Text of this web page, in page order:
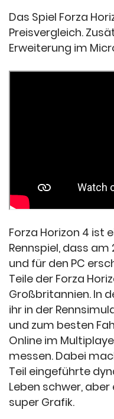
Das Spiel Forza
Preisvergleich.
Erweiterung im
Forza Horizon 4 ist
Rennspiel, dass
und für den PC
Teile der Forza
Großbritannien. In
ihr in der
und zum besten
Online im
messen. Dabei
Teil eingeführte
Leben schwer,
super Grafik.